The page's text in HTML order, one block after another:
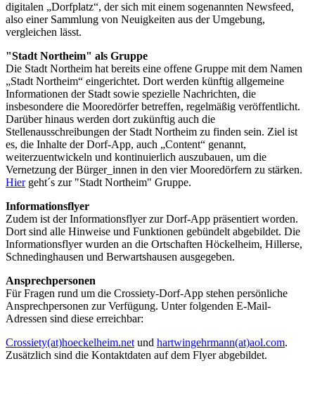
digitalen „Dorfplatz“, der sich mit einem sogenannten Newsfeed,
also einer Sammlung von Neuigkeiten aus der Umgebung,
vergleichen lässt.
"Stadt Northeim" als Gruppe
Die Stadt Northeim hat bereits eine offene Gruppe mit dem Namen
„Stadt Northeim“ eingerichtet. Dort werden künftig allgemeine
Informationen der Stadt sowie spezielle Nachrichten, die
insbesondere die Mooredörfer betreffen, regelmäßig veröffentlicht.
Darüber hinaus werden dort zukünftig auch die
Stellenausschreibungen der Stadt Northeim zu finden sein. Ziel ist
es, die Inhalte der Dorf-App, auch „Content“ genannt,
weiterzuentwickeln und kontinuierlich auszubauen, um die
Vernetzung der Bürger_innen in den vier Mooredörfern zu stärken.
Hiergeht´s zur "Stadt Northeim" Gruppe.
Informationsflyer
Zudem ist der Informationsflyer zur Dorf-App präsentiert worden.
Dort sind alle Hinweise und Funktionen gebündelt abgebildet. Die
Informationsflyer wurden an die Ortschaften Höckelheim, Hillerse,
Schnedinghausen und Berwartshausen ausgegeben.
Ansprechpersonen
Für Fragen rund um die Crossiety-Dorf-App stehen persönliche
Ansprechpersonen zur Verfügung. Unter folgenden E-Mail-
Adressen sind diese erreichbar:
Crossiety(at)hoeckelheim.net und hartwingehrmann(at)aol.com.
Zusätzlich sind die Kontaktdaten auf dem Flyer abgebildet.